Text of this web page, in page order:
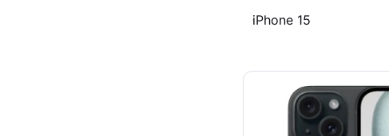
iPhone 15